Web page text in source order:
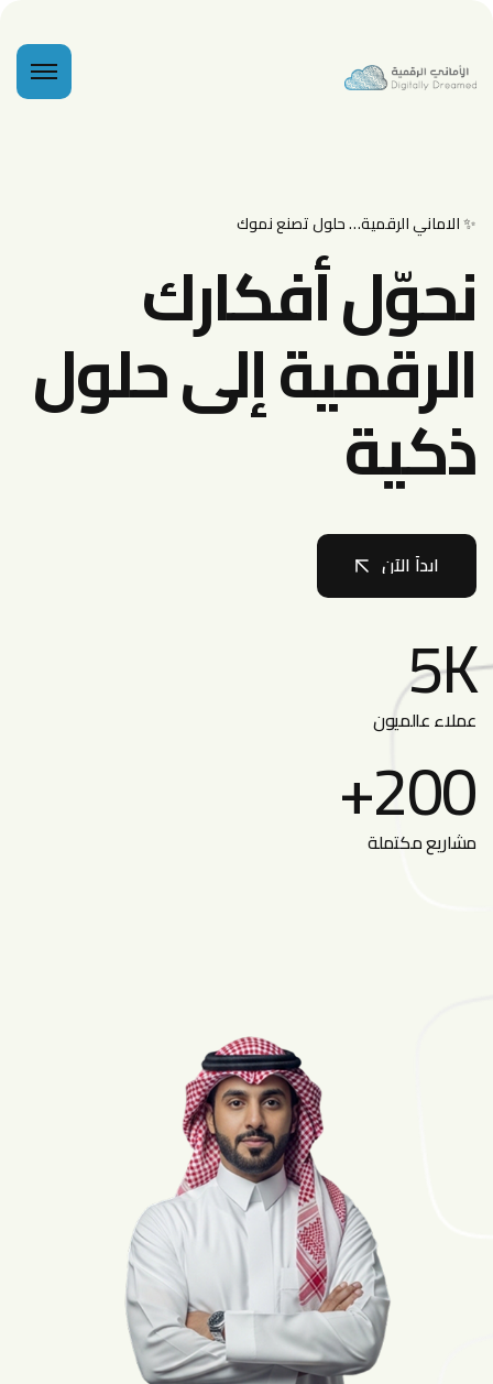
✨ الاماني الرقمية… حلول تصنع نموك
نحوّل أفكارك
الرقمية إلى حلول
ذكية
ابدأ الآن
ابدأ الآن
5K
عملاء عالميون
200
+مشاريع مكتملة